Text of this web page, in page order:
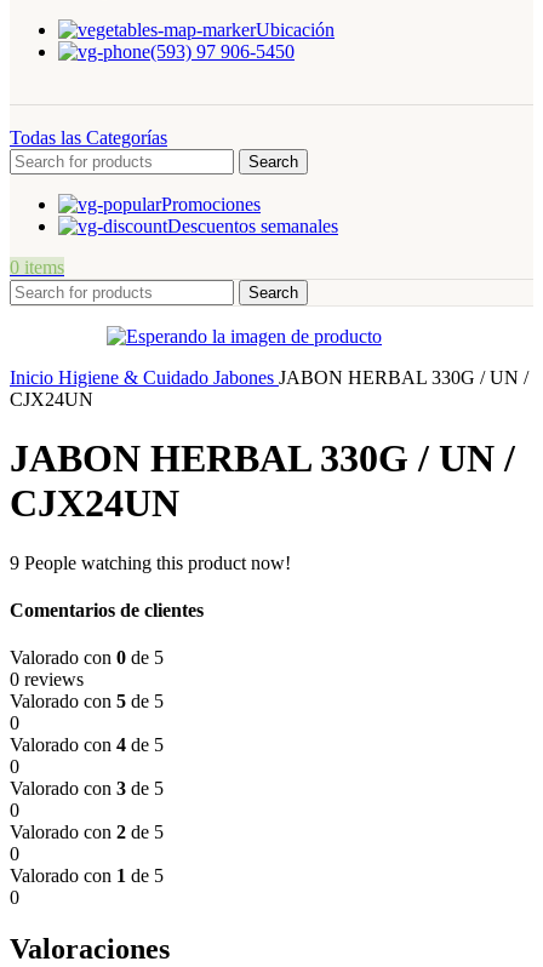
Ubicación
(593) 97 906-5450
Todas las Categorías
Search
Promociones
Descuentos semanales
0 items
Search
Inicio Higiene & Cuidado Jabones JABON HERBAL 330G / UN /
CJX24UN
JABON HERBAL 330G / UN /
CJX24UN
9 People watching this product now!
Comentarios de clientes
Valorado con 0 de 5
0 reviews
Valorado con 5 de 5
0
Valorado con 4 de 5
0
Valorado con 3 de 5
0
Valorado con 2 de 5
0
Valorado con 1 de 5
0
Valoraciones